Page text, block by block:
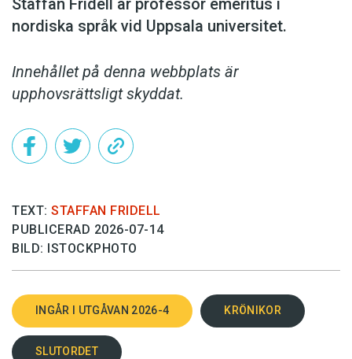
nordiska språk vid ­Uppsala universitet.
Innehållet på denna webbplats är
upphovsrättsligt skyddat.
TEXT: STAFFAN FRIDELL
PUBLICERAD 2026-07-14
BILD: ISTOCKPHOTO
INGÅR I UTGÅVAN 2026-4 KRÖNIKOR
SLUTORDET